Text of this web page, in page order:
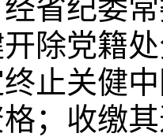
省纪委
除党籍
止关健
；收缴